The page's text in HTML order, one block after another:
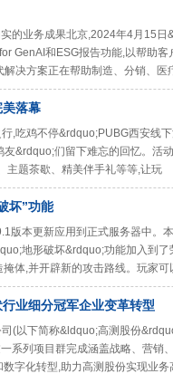
的业务成果北京,2024年4月15日
GenAI和ESG报告功能,以帮助客
决方案正在帮助制造、分销、医
美落幕
,吃鸡不停&rdquo;PUBG西安线
&rdquo;们留下难忘的回忆。活
主题茶歇、精美伴手礼等等,让玩
坏”功能
版本更新应用到正式服务器中。
地形破坏&rdquo;功能加入到
体,并开辟新的攻击路线。玩家
业细分冠军企业变革转型
(以下简称&ldquo;高测股份
系列项目群完成涵盖战略、营销
字化转型,助力高测股份实现业务